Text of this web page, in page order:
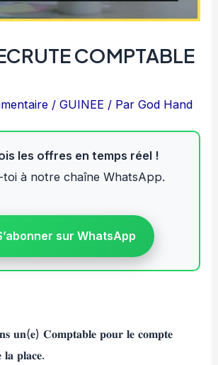
COMPTABLE
/GUINEE / ParGod Hand
les offres en temps réel !
à notre chaîne WhatsApp.
sur WhatsApp
𝐮𝐧(𝐞) 𝐂𝐨𝐦𝐩𝐭𝐚𝐛𝐥𝐞 𝐩𝐨𝐮𝐫 𝐥𝐞 𝐜𝐨𝐦𝐩𝐭𝐞
𝐩𝐥𝐚𝐜𝐞.